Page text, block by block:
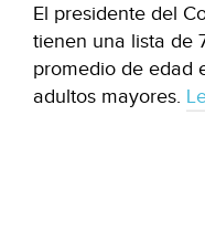
El presidente del
tienen una lista de
promedio de edad
adultos mayores.